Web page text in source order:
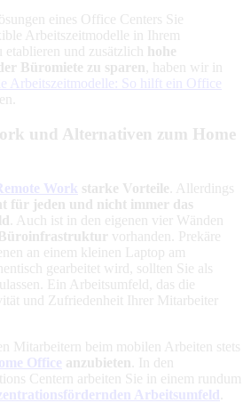
eines Office Centers Sie
Arbeitszeitmodelle in Ihrem
und zusätzlich hohe
Büromiete zu sparen , haben wir in
Arbeitszeitmodelle: So hilft ein Office
und Alternativen zum Home
Work starke Vorteile . Allerdings
für jeden und nicht immer das
. Auch ist in den eigenen vier Wänden
vorhanden. Prekäre
an einem kleinen Laptop am
gearbeitet wird, sollten Sie als
Ein Arbeitsumfeld, das die
und Zufriedenheit Ihrer Mitarbeiter
Mitarbeitern beim mobilen Arbeiten stets
Office anzubieten . In den
Centern arbeiten Sie in einem rundum
Arbeitsumfeld